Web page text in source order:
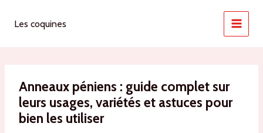
Les coquines
Anneaux péniens : guide complet sur
leurs usages, variétés et astuces pour
bien les utiliser